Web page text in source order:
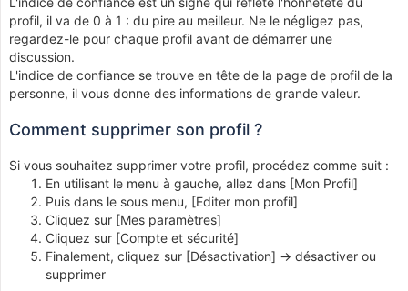
profil, il va de 0 à 1 : du pire au meilleur. Ne le négligez pas,
regardez-le pour chaque profil avant de démarrer une
discussion.
L'indice de confiance se trouve en tête de la page de profil de la
personne, il vous donne des informations de grande valeur.
Comment supprimer son profil ?
Si vous souhaitez supprimer votre profil, procédez comme suit :
En utilisant le menu à gauche, allez dans [Mon Profil]
Puis dans le sous menu, [Editer mon profil]
Cliquez sur [Mes paramètres]
Cliquez sur [Compte et sécurité]
Finalement, cliquez sur [Désactivation] -> désactiver ou
supprimer